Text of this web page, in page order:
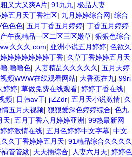
又大又爽A片| 91九九| 极品人妻
婷五月天丁香社区| 九月婷婷综合网| 综合
色色色| 五月丁香五月婷婷| 丁香五月婷婷
午夜精品一区二区三区嫩草| 狠狠色综合
久久久.com| 亚洲小说五月婷婷| 色欲久
婷婷婷婷婷婷丁香| 久草丁香婷婷五月天
,噜噜色| 人妻精品久久久久久 | 五月天婷
频WWW在线观看网站| 大香蕉在九| 99ri
婷婷| 草做免费在线观看| 婷婷丁香在线|
频| 日韩av干| jiZZdr| 五月天小说激情| 久
情五月天视频| 狠狠爱深色婷婷综合| 色九
天| 五月丁香六月婷婷亚洲| 99热最新网
婷激情在线| 五月色婷婷中文字幕| 中文
久久丁香婷婷五月天| 91精品综合久久久久
管管紱| 天天插综合| 人妻六月天| 婷婷色